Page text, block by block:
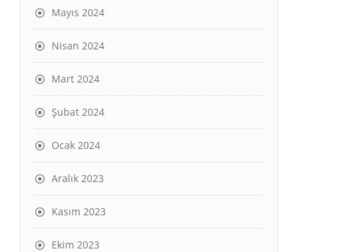
Mayıs 2024
Nisan 2024
Mart 2024
Şubat 2024
Ocak 2024
Aralık 2023
Kasım 2023
Ekim 2023